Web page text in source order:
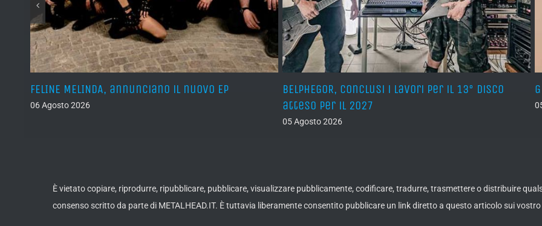
FELINE MELINDA, annunciano il nuovo EP
06 Agosto 2026
BELPHEGOR, conclusi i lavori per il 13° disco
atteso per il 2027
05 Agosto 2026
È vietato copiare, riprodurre, ripubblicare, pubblicare, visualizzare pubblicamente, codificare, tradurre, trasmettere o distribuire
consenso scritto da parte di METALHEAD.IT. È tuttavia liberamente consentito pubblicare un link diretto a questo articolo sui